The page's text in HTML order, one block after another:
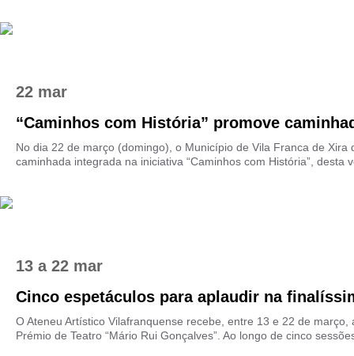
22 mar
“Caminhos com História” promove
No dia 22 de março (domingo), o Município de Vila Franca de Xira
caminhada integrada na iniciativa “Caminhos com História”, desta
13 a22 mar
Cinco espetáculos para aplaudir na
O Ateneu Artístico Vilafranquense recebe, entre 13 e 22 de março,
Prémio de Teatro “Mário Rui Gonçalves”. Ao longo de cinco